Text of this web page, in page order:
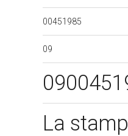
00451985
09
La